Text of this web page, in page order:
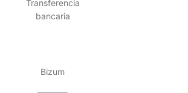
Transferencia
bancaria
Bizum